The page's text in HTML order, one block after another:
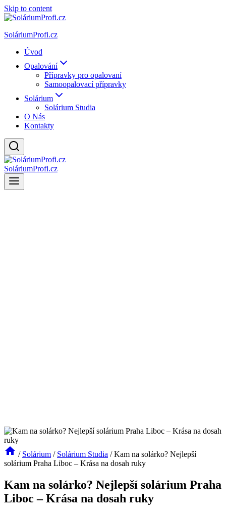
Skip to content
SoláriumProfi.cz
Úvod
Opalování
Přípravky pro opalovaní
Samoopalovací přípravky
Solárium
Solárium Studia
O Nás
Kontakty
SoláriumProfi.cz
/ Solárium / Solárium Studia / Kam na solárko? Nejlepší
solárium Praha Liboc – Krása na dosah ruky
Kam na solárko? Nejlepší solárium Praha
Liboc – Krása na dosah ruky